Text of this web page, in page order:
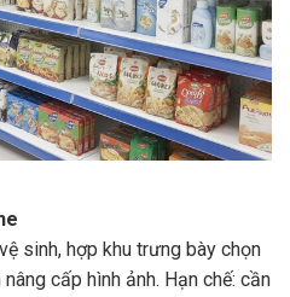
sinh, hợp khu trưng bày chọn
cấp hình ảnh. Hạn chế: cần